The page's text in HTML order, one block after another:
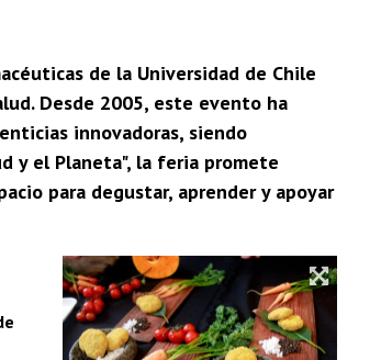
de la Universidad de Chile
Desde 2005, este evento ha
innovadoras, siendo
y el Planeta", la feria promete
para degustar, aprender y apoyar